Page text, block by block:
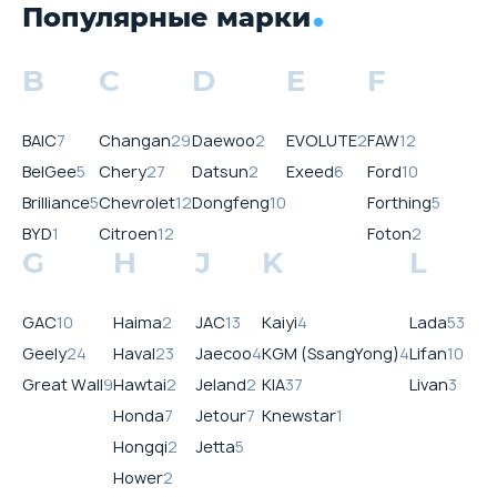
Популярные марки
B
BAIC7
BelGee5
Brilliance5
BYD1
C
Changan29
Chery27
Chevrolet12
Citroen12
D
Daewoo2
Datsun2
Dongfeng10
E
EVOLUTE2
Exeed6
F
FAW12
Ford10
Forthing5
Foton2
G
GAC10
Geely24
Great Wall9
H
Haima2
Haval23
Hawtai2
Honda7
Hongqi2
Hower2
J
JAC13
Jaecoo4
Jeland2
Jetour7
Jetta5
K
Kaiyi4
KGM (SsangYong)4
KIA37
Knewstar1
L
Lada53
Lifan10
Livan3